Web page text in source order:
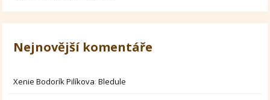
Nejnovější komentáře
Xenie Bodorík Pilíkova:Bledule